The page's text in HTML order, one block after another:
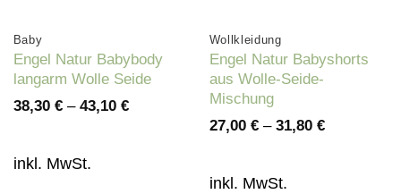
Baby
Engel Natur Babybody
langarm Wolle Seide
38,30 €– 43,10 €
inkl. MwSt.
Wollkleidung
Engel Natur Babyshorts
aus Wolle-Seide-
Mischung
27,00 €– 31,80 €
inkl. MwSt.